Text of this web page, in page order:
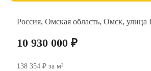
Россия, Омская область, Омск,
10 930 000 ₽
138 354 ₽ за м²